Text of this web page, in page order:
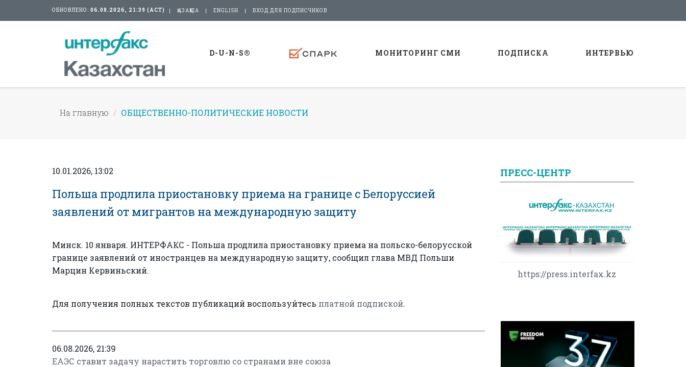
ОБНОВЛЕНО: 06.08.2026, 21:39 (АСТ) ҚАЗАҚША ENGLISH ВХОД ДЛЯ ПОДПИСЧИКОВ
D-U-N-S® МОНИТОРИНГ СМИ ПОДПИСКА ИНТЕРВЬЮ
На главную ОБЩЕСТВЕННО-ПОЛИТИЧЕСКИЕ НОВОСТИ
10.01.2026, 13:02
Польша продлила приостановку приема на границе с Белоруссией
заявлений от мигрантов на международную защиту
Минск. 10 января. ИНТЕРФАКС - Польша продлила приостановку приема на польско-белорусской
границе заявлений от иностранцев на международную защиту, сообщил глава МВД Польши
Марцин Кервиньский.
Для получения полных текстов публикаций воспользуйтесь платной подпиской.
06.08.2026, 21:39
ЕАЭС ставит задачу нарастить торговлю со странами вне союза
ПРЕСС-ЦЕНТР
https://press.interfax.kz